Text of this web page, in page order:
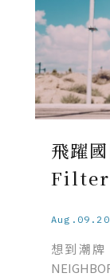
飛躍
想到潮牌